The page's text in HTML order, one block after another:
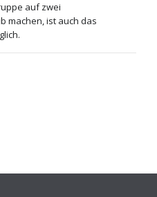
auf zwei
machen, ist auch das